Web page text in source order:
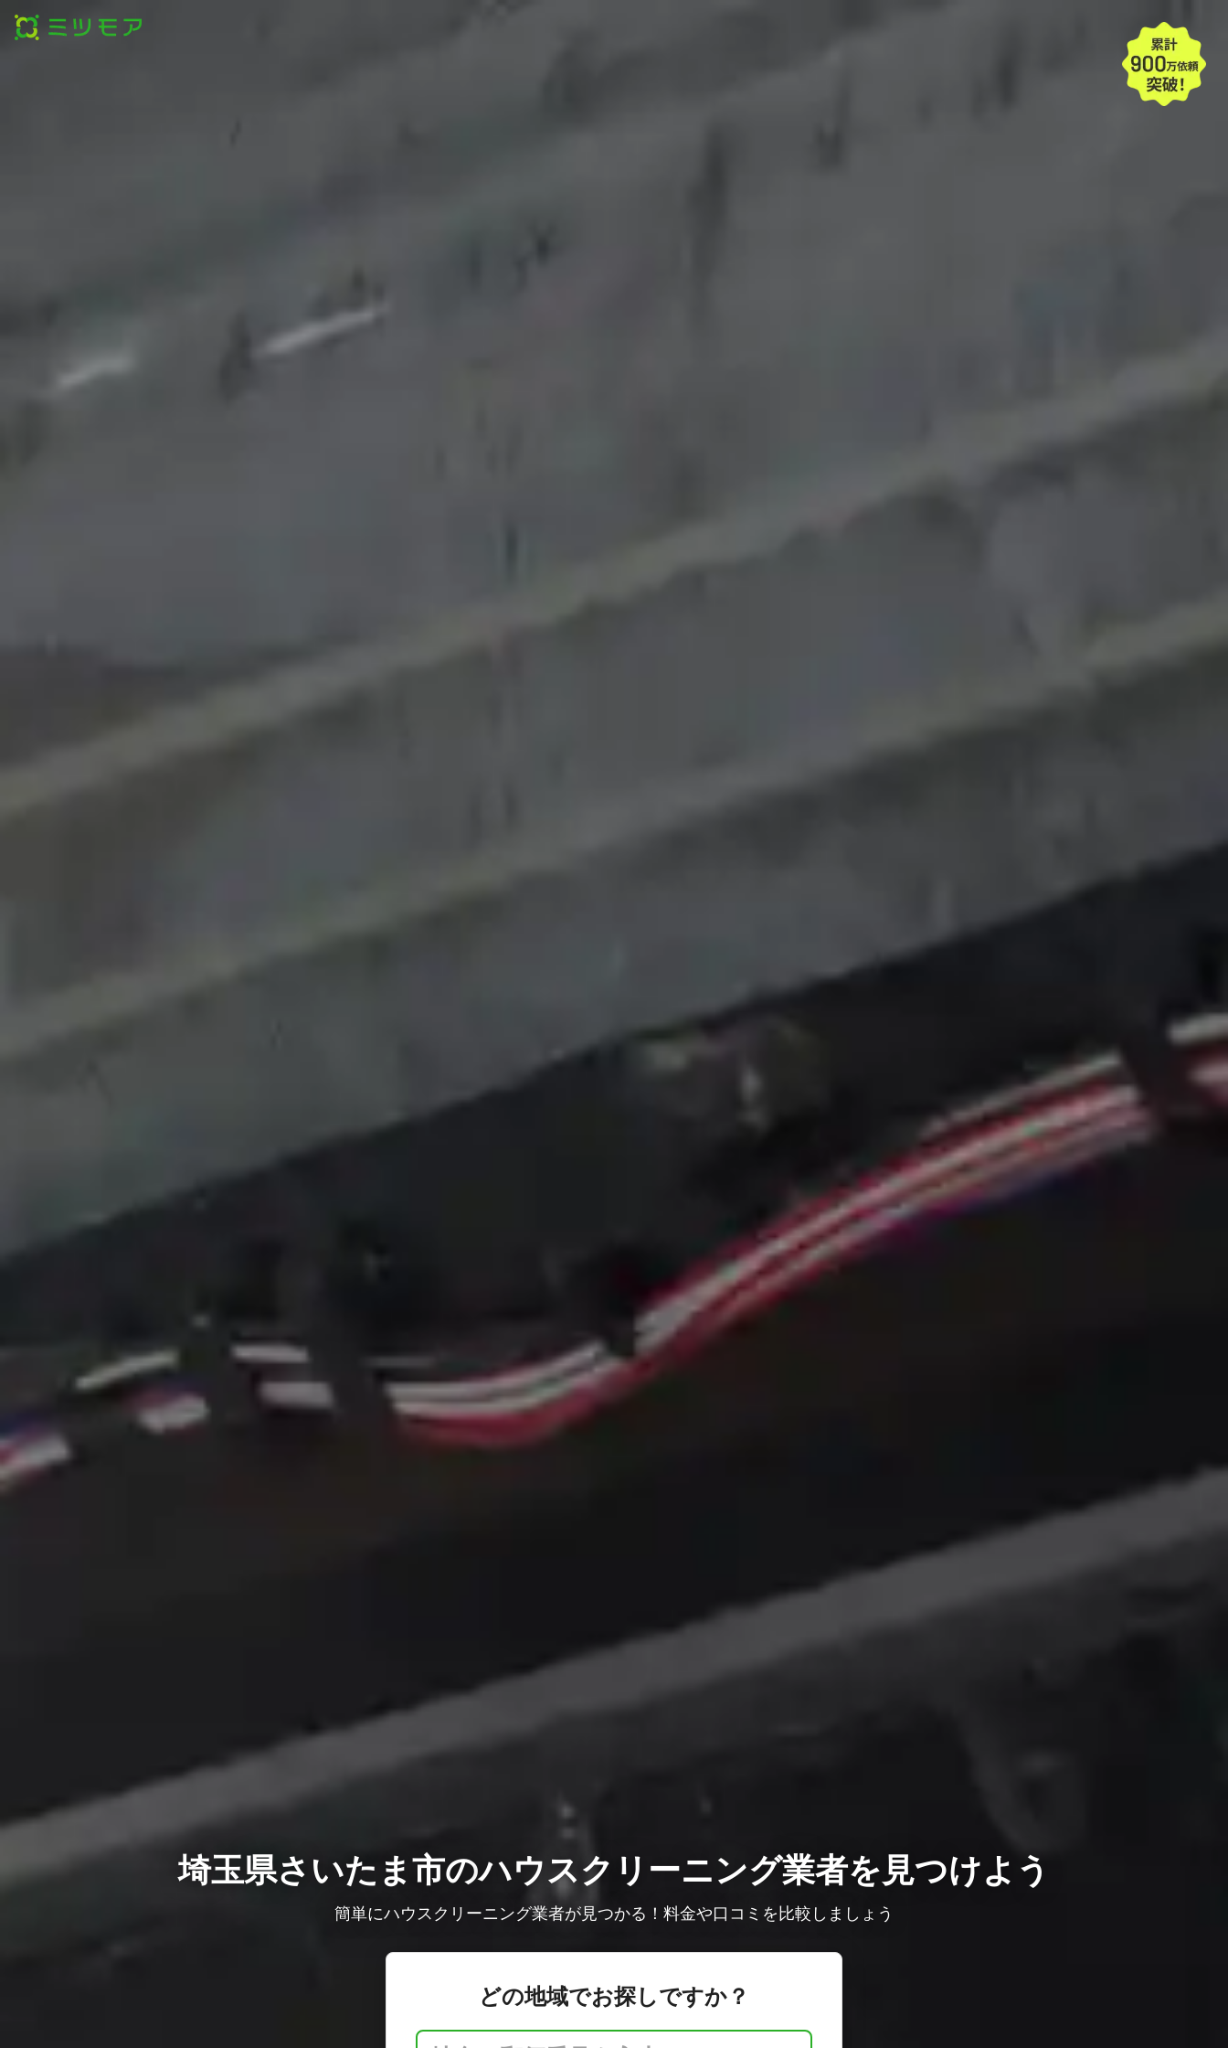
埼玉県さいたま市のハウスクリーニング業者を見つけよう
簡単にハウスクリーニング業者が見つかる！料金や口コミを比較しましょう
どの地域でお探しですか？